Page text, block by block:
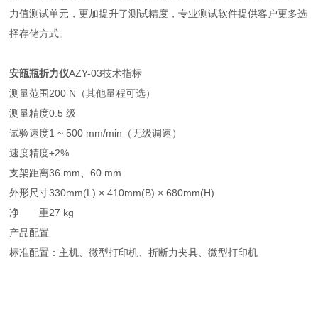
力值测试单元，更加提升了测试精度，专业测试软件提供客户更多选
择存储方式。
安瓿瓶折力仪AZY-03技术指标
测量范围200 N（其他量程可选）
测量精度0.5 级
试验速度1 ~ 500 mm/min（无级调速）
速度精度±2%
支架距离36 mm、60 mm
外形尺寸330mm(L) × 410mm(B) × 680mm(H)
净 重27 kg
产品配置
标准配置：主机、微型打印机、折断力夹具、微型打印机